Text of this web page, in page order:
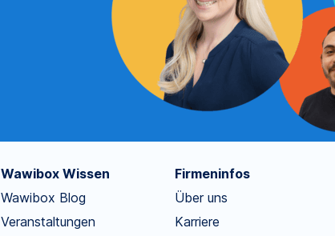
Wawibox Wissen
Wawibox Blog
Veranstaltungen
Firmeninfos
Über uns
Karriere